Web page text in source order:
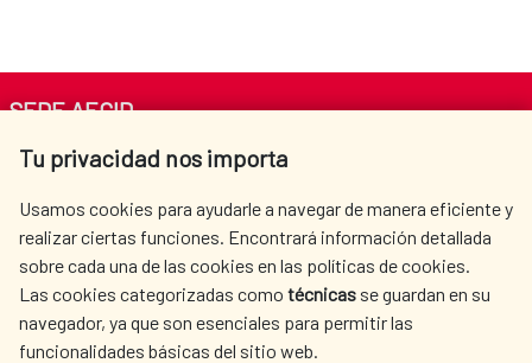
Tu privacidad nos importa
Usamos cookies para ayudarle a navegar de manera eficiente y
realizar ciertas funciones. Encontrará información detallada
sobre cada una de las cookies en las políticas de cookies.
Las cookies categorizadas como técnicas se guardan en su
navegador, ya que son esenciales para permitir las
funcionalidades básicas del sitio web.
SEDE AECID
Av. Reyes Católicos 4 - 28040 Madrid
centro.informacion@aecid.es
LA AECID
DÓNDE COOPERAMOS
ACCIÓN HUMANITARIA
SALA DE PRENSA